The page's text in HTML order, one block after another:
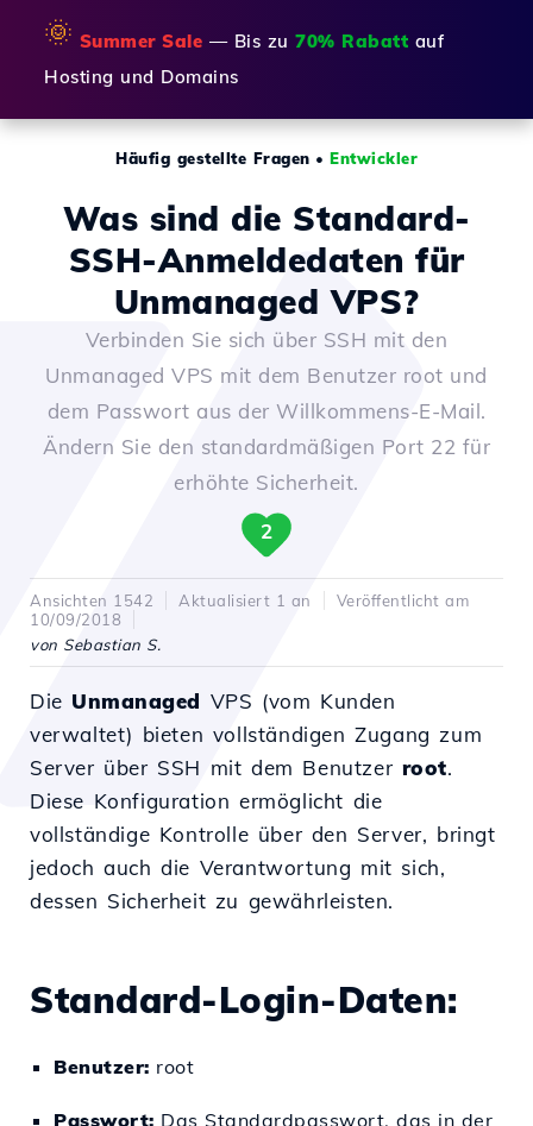
🌞 Summer Sale — Bis zu 70% Rabatt auf
Hosting und Domains
Häufig gestellte Fragen • Entwickler
Was sind die Standard-
SSH-Anmeldedaten für
Unmanaged VPS?
Verbinden Sie sich über SSH mit den
Unmanaged VPS mit dem Benutzer root und
dem Passwort aus der Willkommens-E-Mail.
Ändern Sie den standardmäßigen Port 22 für
erhöhte Sicherheit.
2
Ansichten 1542 Aktualisiert 1 an
Veröffentlicht am
10/09/2018
von Sebastian S.
Die Unmanaged VPS (vom Kunden
verwaltet) bieten vollständigen Zugang zum
Server über SSH mit dem Benutzer root.
Diese Konfiguration ermöglicht die
vollständige Kontrolle über den Server, bringt
jedoch auch die Verantwortung mit sich,
dessen Sicherheit zu gewährleisten.
Standard-Login-Daten:
Benutzer: root
Passwort: Das Standardpasswort, das in der